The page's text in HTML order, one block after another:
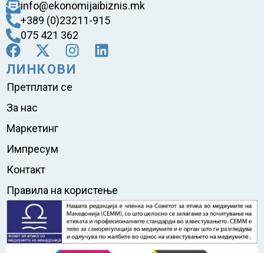
info@ekonomijaibiznis.mk
+389 (0)23211-915
075 421 362
ЛИНКОВИ
Претплати се
За нас
Маркетинг
Импресум
Контакт
Правила на користење